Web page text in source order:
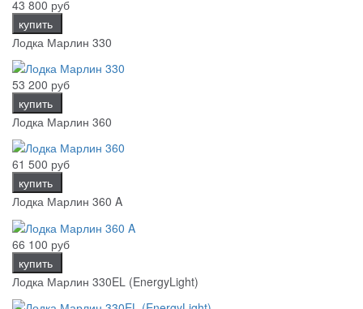
43 800 руб
купить
Лодка Марлин 330
53 200 руб
купить
Лодка Марлин 360
61 500 руб
купить
Лодка Марлин 360 A
66 100 руб
купить
Лодка Марлин 330EL (EnergyLight)